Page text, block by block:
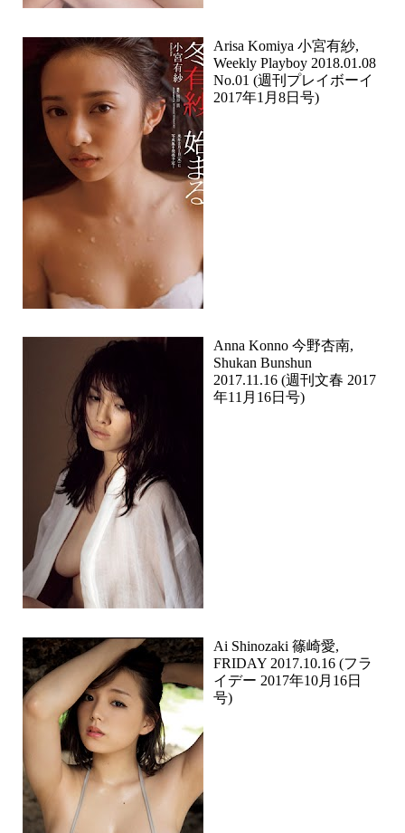
Arisa Komiya 小宮有紗,
Weekly Playboy 2018.01.08
No.01 (週刊プレイボーイ
2017年1月8日号)
Anna Konno 今野杏南,
Shukan Bunshun
2017.11.16 (週刊文春 2017
年11月16日号)
Ai Shinozaki 篠崎愛,
FRIDAY 2017.10.16 (フラ
イデー 2017年10月16日
号)